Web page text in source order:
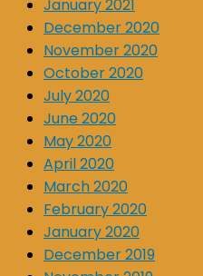
January 2021
December 2020
November 2020
October 2020
July 2020
June 2020
May 2020
April 2020
March 2020
February 2020
January 2020
December 2019